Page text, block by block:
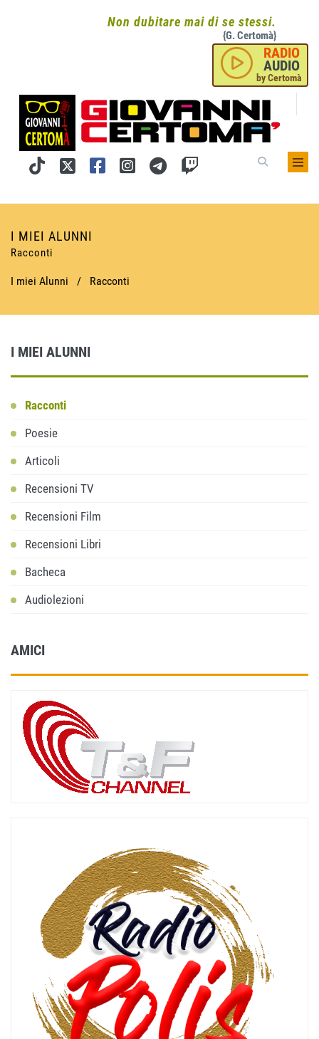
Non dubitare mai di se stessi.
{G. Certomà}
RADIO
AUDIO
by Certomà
I MIEI ALUNNI
Racconti
I miei Alunni / Racconti
I MIEI ALUNNI
Racconti
Poesie
Articoli
Recensioni TV
Recensioni Film
Recensioni Libri
Bacheca
Audiolezioni
AMICI